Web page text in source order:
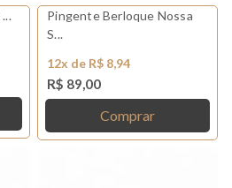
Pingente Berloque Nossa
S...
12x de R$ 8,94
R$ 89,00
Comprar